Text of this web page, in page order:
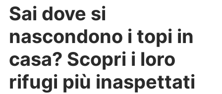
News
Cinema e TV
Casa & Giardino
Arredamento
Piante e fiori
DIY
Lifestyle
Sai dove si
nascondono i topi in
casa? Scopri i loro
rifugi più inaspettati